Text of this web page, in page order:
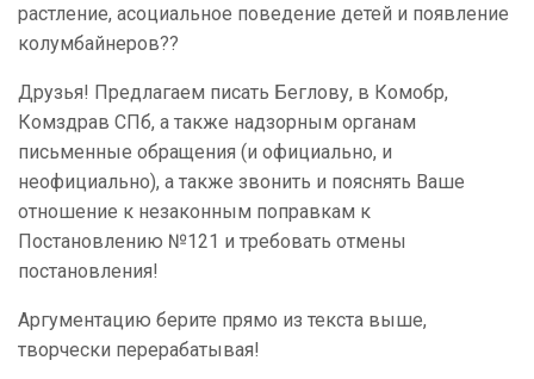
растление, асоциальное поведение детей и появление
колумбайнеров??
Друзья! Предлагаем писать Беглову, в Комобр,
Комздрав СПб, а также надзорным органам
письменные обращения (и официально, и
неофициально), а также звонить и пояснять Ваше
отношение к незаконным поправкам к
Постановлению №121 и требовать отмены
постановления!
Аргументацию берите прямо из текста выше,
творчески перерабатывая!